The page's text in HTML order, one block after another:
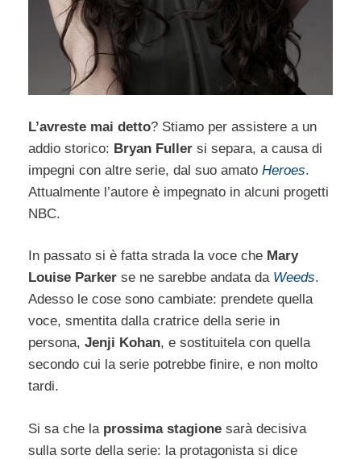
L’avreste mai detto? Stiamo per assistere a un
addio storico: Bryan Fuller si separa, a causa di
impegni con altre serie, dal suo amato Heroes.
Attualmente l’autore è impegnato in alcuni progetti
NBC.
In passato si è fatta strada la voce che Mary
Louise Parker se ne sarebbe andata da Weeds.
Adesso le cose sono cambiate: prendete quella
voce, smentita dalla cratrice della serie in
persona, Jenji Kohan, e sostituitela con quella
secondo cui la serie potrebbe finire, e non molto
tardi.
Si sa che la prossima stagione sarà decisiva
sulla sorte della serie: la protagonista si dice